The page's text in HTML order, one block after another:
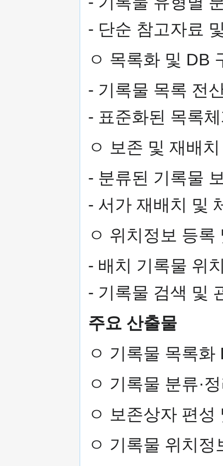
- 단순 참고자료
ㅇ 목록화 및 DB
- 기록물 목록 전
- 표준화된 목록
ㅇ 보존 및 재배치
- 분류된 기록물
- 서가 재배치 및
ㅇ 위치정보 등록
- 배치 기록물 위
- 기록물 검색 및
주요 산출물
ㅇ 기록물 목록
ㅇ 기록물 분류·
ㅇ 보존상자 편
ㅇ 기록물 위치정